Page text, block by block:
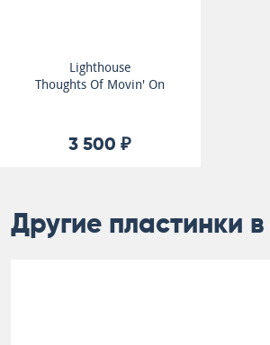
Lighthouse
Thoughts Of Movin' On
3 500 ₽
Другие пластинки